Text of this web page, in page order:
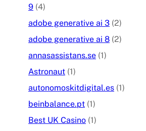
9 (4)
adobe generative ai 3 (2)
adobe generative ai 8 (2)
annasassistans.se (1)
Astronaut (1)
autonomoskitdigital.es (1)
beinbalance.pt (1)
Best UK Casino (1)